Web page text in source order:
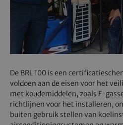
De BRL 100 is een
voldoen aan de eisen voor het
met koudemiddelen, zoals F-
richtlijnen voor het installeren,
buiten gebruik stellen van